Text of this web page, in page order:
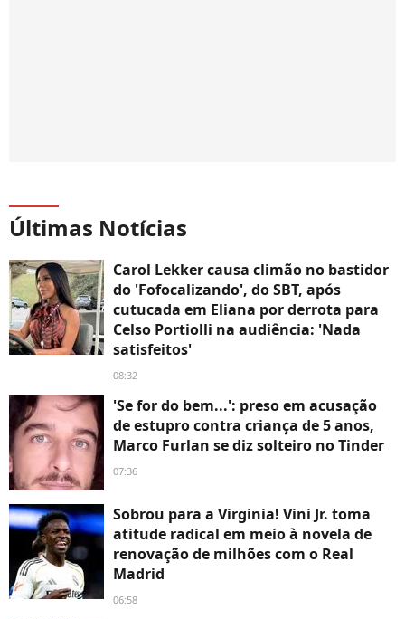
Últimas Notícias
Carol Lekker causa climão no bastidor
do 'Fofocalizando', do SBT, após
cutucada em Eliana por derrota para
Celso Portiolli na audiência: 'Nada
satisfeitos'
08:32
'Se for do bem...': preso em acusação
de estupro contra criança de 5 anos,
Marco Furlan se diz solteiro no Tinder
07:36
Sobrou para a Virginia! Vini Jr. toma
atitude radical em meio à novela de
renovação de milhões com o Real
Madrid
06:58